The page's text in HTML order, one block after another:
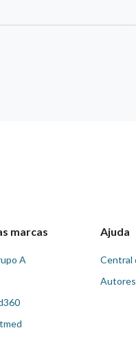
marcas
A
Ajuda
Central
Autores